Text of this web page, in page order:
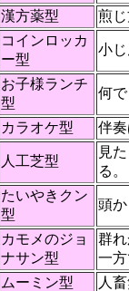
漢方薬型 煎
コインロッカ
ー型
小
お子様ランチ
型
何
カラオケ型 伴
人工芝型
見
る。
たいやきクン
型
頭
カモメのジョ
ナサン型
群
一
ムーミン型
人